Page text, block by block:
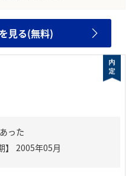
見る(無料)
あった